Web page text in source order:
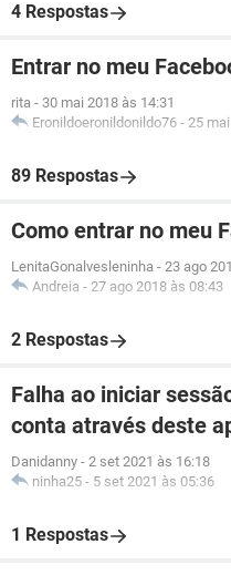
4 Respostas
Entrar no meu
rita - 30 mai 2018 às 14:31
Eronildoeronildonildo76 - 25
89 Respostas
Como entrar no meu
LenitaGonalvesleninha - 23 ago
Andreia - 27 ago 2018 às 08:43
2 Respostas
Falha ao iniciar
conta através deste
Danidanny - 2 set 2021 às 16:18
ninha25 - 5 set 2021 às 05:36
1 Respostas